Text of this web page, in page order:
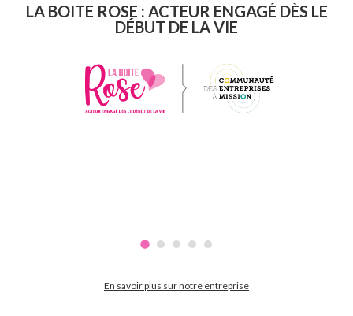
LA BOITE ROSE : ACTEUR ENGAGÉ DÈS LE
DÉBUT DE LA VIE
En savoir plus sur notre entreprise